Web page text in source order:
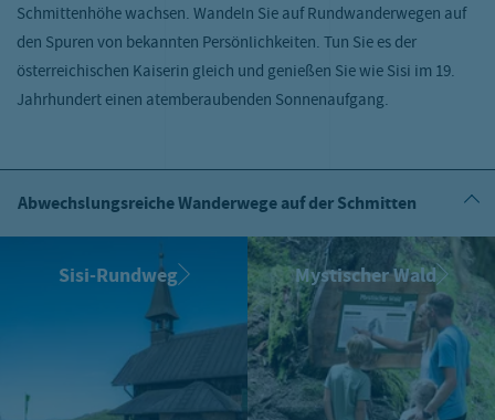
Schmittenhöhe wachsen. Wandeln Sie auf Rundwanderwegen auf
den Spuren von bekannten Persönlichkeiten. Tun Sie es der
österreichischen Kaiserin gleich und genießen Sie wie Sisi im 19.
Jahrhundert einen atemberaubenden Sonnenaufgang.
Abwechslungsreiche Wanderwege auf der Schmitten
Sisi-Rundweg Mystischer Wald